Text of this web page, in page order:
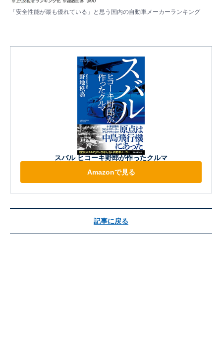
「安全性能が最も優れている」と思う国内の自動車メーカーランキング
スバル ヒコーキ野郎が作ったクルマ
Amazonで見る
記事に戻る